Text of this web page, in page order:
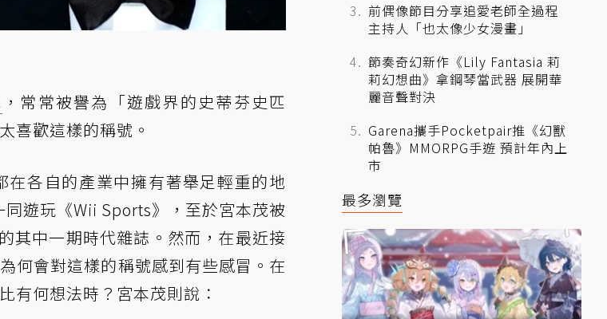
，常常被譽為「遊戲界的史蒂芬史匹
喜歡這樣的稱號。
各自的產業中擁有著舉足輕重的地
遊玩《Wii Sports》，至於宮本茂被
其中一期時代雜誌。然而，在最近接
何會對這樣的稱號感到有些感冒。在
有何想法時？宮本茂則說：
前偶像節目分享追愛老師全過程
主持人「也太像少女漫畫」
節奏奇幻新作《Lily Fantasia 莉
莉幻想曲》拿鋼琴當武器 展開華
麗音聲對決
Garena攜手Pocketpair推《幻獸
帕魯》MMORPG手遊 預計年內上
市
最多瀏覽